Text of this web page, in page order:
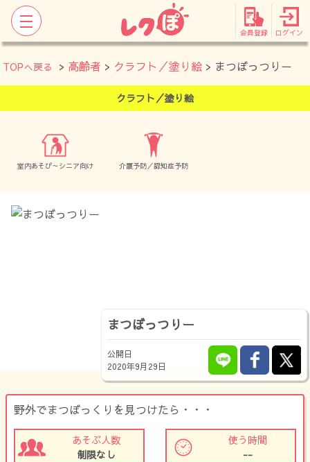
会員登録 ログイン
TOPへ戻る > 高齢者 > クラフト／塗り絵 > まつぼっつりー
クラフト／塗り絵
室内あそび～シニア向け 介護予防／認知症予防
まつぼっつりー
公開日
2020年9月29日
野外でまつぼっくりを見つけたら・・・
あそぶ人数
制限なし
使う時間
--